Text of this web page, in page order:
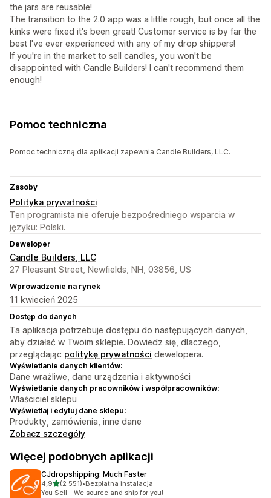
the jars are reusable!
The transition to the 2.0 app was a little rough, but once all the
kinks were fixed it's been great! Customer service is by far the
best I've ever experienced with any of my drop shippers!
If you're in the market to sell candles, you won't be
disappointed with Candle Builders! I can't recommend them
enough!
Pomoc techniczna
Pomoc techniczną dla aplikacji zapewnia Candle Builders, LLC.
Zasoby
Polityka prywatności
Ten programista nie oferuje bezpośredniego wsparcia w
języku: Polski.
Deweloper
Candle Builders, LLC
27 Pleasant Street, Newfields, NH, 03856, US
Wprowadzenie na rynek
11 kwiecień 2025
Dostęp do danych
Ta aplikacja potrzebuje dostępu do następujących danych,
aby działać w Twoim sklepie. Dowiedz się, dlaczego,
przeglądając politykę prywatności dewelopera.
Wyświetlanie danych klientów:
Dane wrażliwe, dane urządzenia i aktywności
Wyświetlanie danych pracowników i współpracowników:
Właściciel sklepu
Wyświetlaj i edytuj dane sklepu:
Produkty, zamówienia, inne dane
Zobacz szczegóły
Więcej podobnych aplikacji
CJdropshipping: Much Faster
4,9na 5 gwiazdek
(2 551)
Łączna liczba recenzji: 2551
•Bezpłatna instalacja
You Sell - We source and ship for you!